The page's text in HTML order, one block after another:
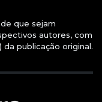
que sejam
autores, com
publicação original.